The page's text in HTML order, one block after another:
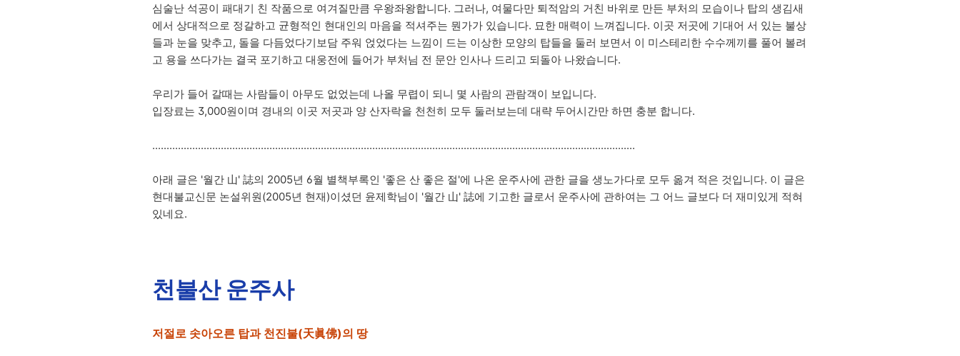
심술난 석공이 패대기 친 작품으로 여겨질만큼 우왕좌왕합니다. 그러나, 여물다만 퇴적암의 거친 바위로 만든 부처의 모습이나 탑의 생김새
에서 상대적으로 정갈하고 균형적인 현대인의 마음을 적셔주는 뭔가가 있습니다. 묘한 매력이 느껴집니다. 이곳 저곳에 기대어 서 있는 불상
들과 눈을 맞추고, 돌을 다듬었다기보담 주워 얹었다는 느낌이 드는 이상한 모양의 탑들을 둘러 보면서 이 미스테리한 수수께끼를 풀어 볼려
고 용을 쓰다가는 결국 포기하고 대웅전에 들어가 부처님 전 문안 인사나 드리고 되돌아 나왔습니다.
우리가 들어 갈때는 사람들이 아무도 없었는데 나올 무렵이 되니 몇 사람의 관람객이 보입니다.
입장료는 3,000원이며 경내의 이곳 저곳과 양 산자락을 천천히 모두 둘러보는데 대략 두어시간만 하면 충분 합니다.
.........................................................................................................................................................................
아래 글은 '월간 山' 誌의 2005년 6월 별책부록인 '좋은 산 좋은 절'에 나온 운주사에 관한 글을 생노가다로 모두 옮겨 적은 것입니다. 이 글은
현대불교신문 논설위원(2005년 현재)이셨던 윤제학님이 '월간 山' 誌에 기고한 글로서 운주사에 관하여는 그 어느 글보다 더 재미있게 적혀
있네요.
천불산 운주사
저절로 솟아오른 탑과 천진불(天眞佛)의 땅